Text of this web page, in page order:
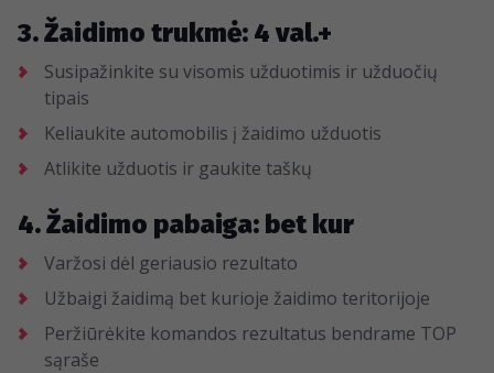
3. Žaidimo trukmė: 4 val.+
Susipažinkite su visomis užduotimis ir užduočių
tipais
Keliaukite automobilis į žaidimo užduotis
Atlikite užduotis ir gaukite taškų
4. Žaidimo pabaiga: bet kur
Varžosi dėl geriausio rezultato
Užbaigi žaidimą bet kurioje žaidimo teritorijoje
Peržiūrėkite komandos rezultatus bendrame TOP
sąraše